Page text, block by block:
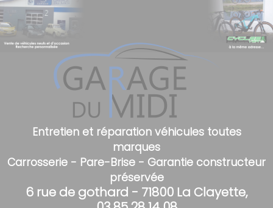
Entretien et réparation véhicules toutes
marques
Carrosserie - Pare-Brise - Garantie constructeur
préservée
6 rue de gothard - 71800 La Clayette,